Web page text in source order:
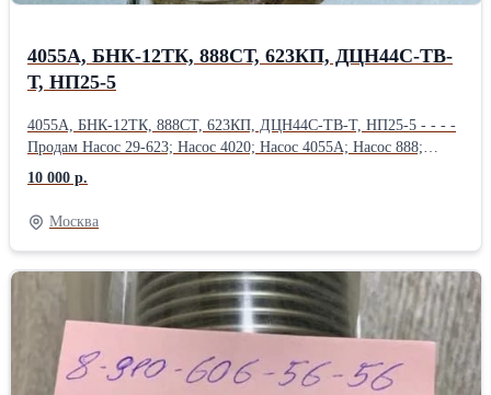
4055А, БНК-12ТК, 888СТ, 623КП, ДЦН44С-ТВ-
Т, НП25-5
4055А, БНК-12ТК, 888СТ, 623КП, ДЦН44С-ТВ-Т, НП25-5 - - - -
Продам Насос 29-623; Насос 4020; Насос 4055А; Насос 888;
Насос 888А; Насос 888СТ; Насос 890; Насос 890С; Насос 892АМ;
Продам Насос 918 (МТ-800 ); Насос 918А ( МТ-800 );
Насос 918Б ( МТ-800 ); Насос БНК-10ТК; Насос БНК-12ТК;
Насос 4062 ( МТ-800 ); Насос 435ФТ; Продам
Насос 463Б (МВ-280Б); Насос 465А; Насос 465Д (МП-6000-2с);
Насос 465К; Насос 465К ( Д-4500К); Насос 465МТВ; Продам
Насос 465МТВ (Д-1500ТВ); Насос 465П; Насос 623;
Насос 623АНМ; Насос 623Б; Насос 623К; Насос 623КП;
Насос 623Т1; Продам Насос 623Я; Насос 702М.500; Насос 876А;
Насос ДЦН-44С ТВ-Т; Насос ДЦН44С-ТВ-Т; Насос НД144-
22; НД-8С; Насос НП25-5; Продам Насос НП25-5Л; Насос НП25-
10 000 р.
Москва